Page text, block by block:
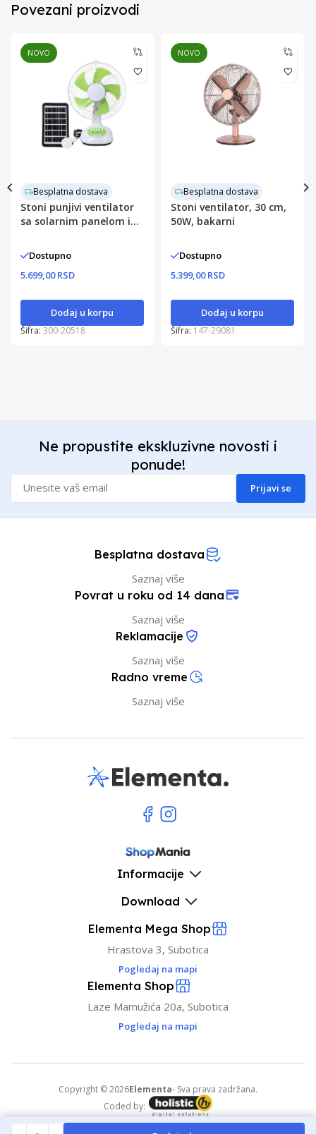
Povezani proizvodi
NOVO
Besplatna dostava
Stoni punjivi ventilator
sa solarnim panelom i
Dostupno
5.699,00 RSD
Dodaj u korpu
Šifra:300-20518
NOVO
Besplatna dostava
Stoni ventilator, 30 cm,
50W, bakarni
Dostupno
5.399,00 RSD
Dodaj u korpu
Šifra: 147-29081
Ne propustite ekskluzivne novosti i
ponude!
Prijavi se
Besplatna dostava
Saznaj više
Povrat u roku od 14 dana
Saznaj više
Reklamacije
Saznaj više
Radno vreme
Saznaj više
Informacije
Download
Elementa Mega Shop
Hrastova 3, Subotica
Pogledaj na mapi
Elementa Shop
Laze Mamužića 20a, Subotica
Pogledaj na mapi
Copyright © 2026Elementa- Sva prava zadržana.
Coded by: